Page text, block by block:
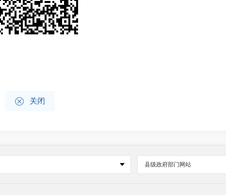
 关闭
县级政府部门网站